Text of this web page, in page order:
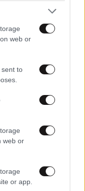
web or
to
web or
or app.
έκανε τη ζωή